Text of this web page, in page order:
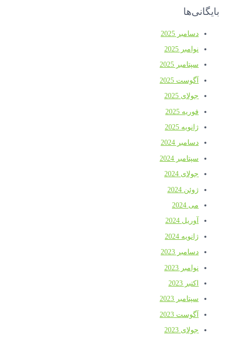
بایگانی‌ها
دسامبر 2025
نوامبر 2025
سپتامبر 2025
آگوست 2025
جولای 2025
فوریه 2025
ژانویه 2025
دسامبر 2024
سپتامبر 2024
جولای 2024
ژوئن 2024
می 2024
آوریل 2024
ژانویه 2024
دسامبر 2023
نوامبر 2023
اکتبر 2023
سپتامبر 2023
آگوست 2023
جولای 2023